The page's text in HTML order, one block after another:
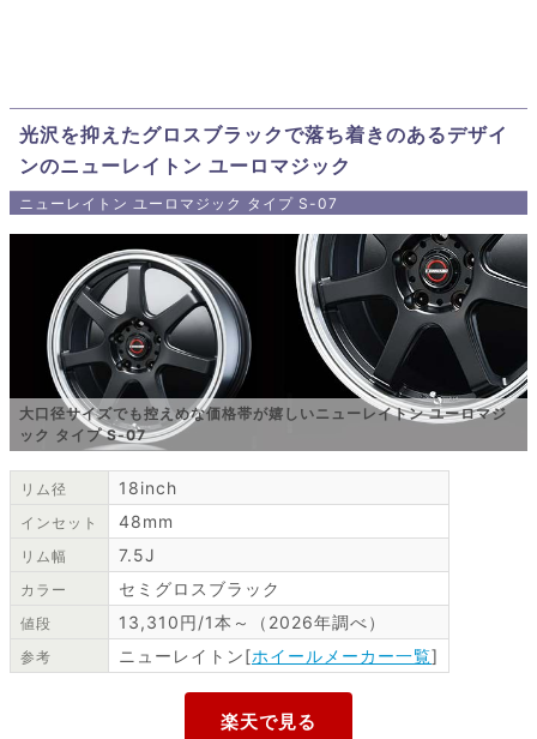
光沢を抑えたグロスブラックで落ち着きのあるデザイ
ンのニューレイトン ユーロマジック
ニューレイトン ユーロマジック タイプ S-07
大口径サイズでも控えめな価格帯が嬉しいニューレイトン ユーロマジ
ック タイプ S-07
リム径 18inch
インセット 48mm
リム幅 7.5J
カラー セミグロスブラック
値段 13,310円/1本～（2026年調べ）
参考 ニューレイトン[ホイールメーカー一覧]